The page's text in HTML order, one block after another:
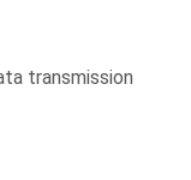
transmission